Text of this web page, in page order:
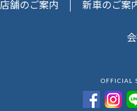
店舗のご案内 新車のご案
OFFICIAL